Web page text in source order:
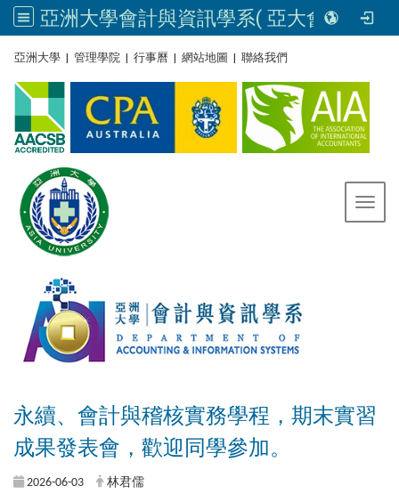
亞洲大學會計與資訊學系( 亞大會資系官網) | Asia University, Taiwan
亞洲大學 | 管理學院 | 行事曆 | 網站地圖 | 聯絡我們
永續、會計與稽核實務學程，期末實習
成果發表會，歡迎同學參加。
2026-06-03 林君儒